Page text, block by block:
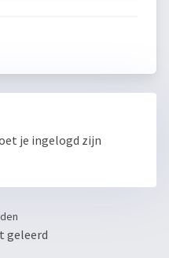
je ingelogd zijn
geleerd